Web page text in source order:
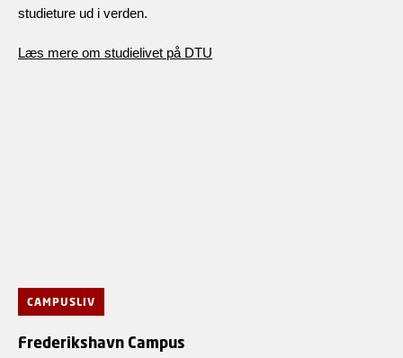
studieture ud i verden.
Læs mere om studielivet på DTU
CAMPUSLIV
Frederikshavn Campus